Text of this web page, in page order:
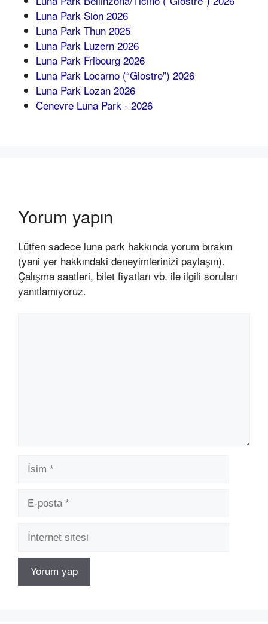
Luna Park Sion 2026
Luna Park Thun 2025
Luna Park Luzern 2026
Luna Park Fribourg 2026
Luna Park Locarno (“Giostre”) 2026
Luna Park Lozan 2026
Cenevre Luna Park - 2026
Yorum yapın
Lütfen sadece luna park hakkında yorum bırakın
(yani yer hakkındaki deneyimlerinizi paylaşın).
Çalışma saatleri, bilet fiyatları vb. ile ilgili soruları
yanıtlamıyoruz.
İsim
posta
İnternet
sitesi